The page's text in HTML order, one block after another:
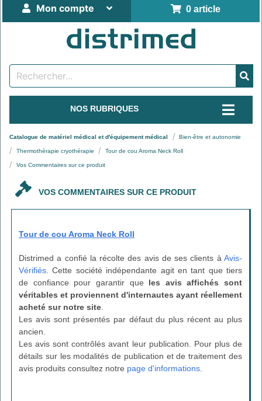
0 article
Mon compte
NOS RUBRIQUES
Catalogue de matériel médical et d'équipement médical Bien-être et autonomie
Thermothérapie cryothérapie Tour de cou Aroma Neck Roll
Vos Commentaires sur ce produit
VOS COMMENTAIRES SUR CE PRODUIT
Tour de cou Aroma Neck Roll
Distrimed a confié la récolte des avis de ses clients à Avis-
Vérifiés . Cette société indépendante agit en tant que tiers
de confiance pour garantir que les avis affichés sont
véritables et proviennent d'internautes ayant réellement
acheté sur notre site
Les avis sont présentés par défaut du plus récent au plus
ancien.
Les avis sont contrôlés avant leur publication. Pour plus de
détails sur les modalités de publication et de traitement des
avis produits consultez notre page d'informations